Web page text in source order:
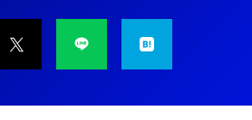
c 寝ホンイヤホン 寝ホン type-c 有線
イヤホン 【音質強化バージョン
AIペット（コミュニケーションロボッ